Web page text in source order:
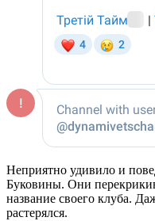
Неприятно удивило и
Буковины. Они
название своего клуба.
растерялся.